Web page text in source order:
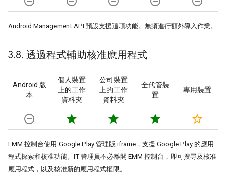
Android Management API 預設支援這項功能。無須進行額外導入作業。
3.8. 透過程式輔助核准應用程式
Android 版
本
個人裝置
上的工作
資料夾
公司裝置
上的工作
資料夾
全代管裝
置
專用裝置
remove_circle_outline star star star star_border
EMM 控制台使用 Google Play 管理版 iframe，支援 Google Play 的應用
程式探索和核准功能。IT 管理員不必離開 EMM 控制台，即可搜尋及核准
應用程式，以及核准新的應用程式權限。